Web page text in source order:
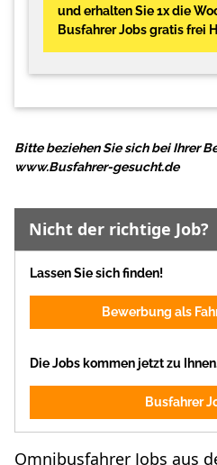
und erhalten Sie 1x die
Busfahrer Jobs gratis frei
Bitte beziehen Sie sich bei Ihrer
www.Busfahrer-gesucht.de
Nicht der richtige Job?
Lassen Sie sich finden!
Bewerbung als
Die Jobs kommen jetzt zu
Busfahrer
Omnibusfahrer Jobs aus